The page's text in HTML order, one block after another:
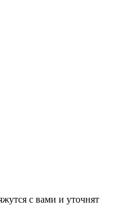
с вами и уточнят